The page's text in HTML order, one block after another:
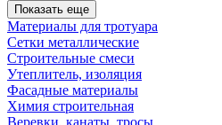
Показать еще
Материалы для тротуара
Сетки металлические
Строительные смеси
Утеплитель, изоляция
Фасадные материалы
Химия строительная
Веревки, канаты, тросы